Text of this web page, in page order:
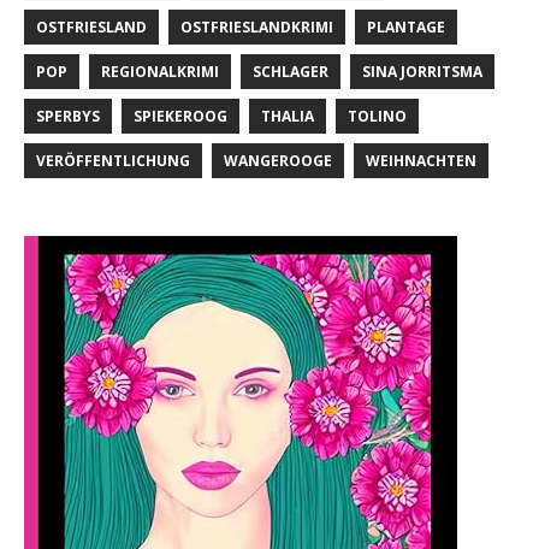
OSTFRIESLAND OSTFRIESLANDKRIMI PLANTAGE
POP REGIONALKRIMI SCHLAGER SINA JORRITSMA
SPERBYS SPIEKEROOG THALIA TOLINO
VERÖFFENTLICHUNG WANGEROOGE WEIHNACHTEN